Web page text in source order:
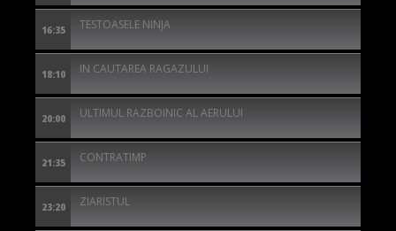
16:35 TESTOASELE NINJA
18:10 IN CAUTAREA RAGAZULUI
20:00 ULTIMUL RAZBOINIC AL AERULUI
21:35 CONTRATIMP
23:20 ZIARISTUL